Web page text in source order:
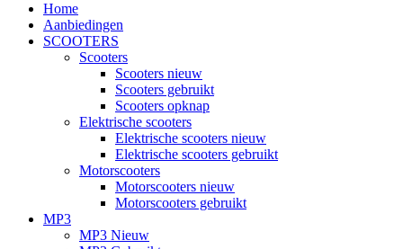
Home
Aanbiedingen
SCOOTERS
Scooters
Scooters nieuw
Scooters gebruikt
Scooters opknap
Elektrische scooters
Elektrische scooters nieuw
Elektrische scooters gebruikt
Motorscooters
Motorscooters nieuw
Motorscooters gebruikt
MP3
MP3 Nieuw